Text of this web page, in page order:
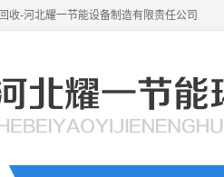
收-河北耀一节能设备制造有限责任公司